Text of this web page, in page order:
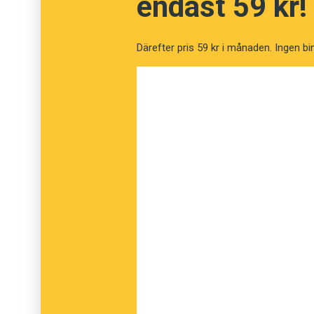
Därefter pris 59 kr i månaden. Ingen